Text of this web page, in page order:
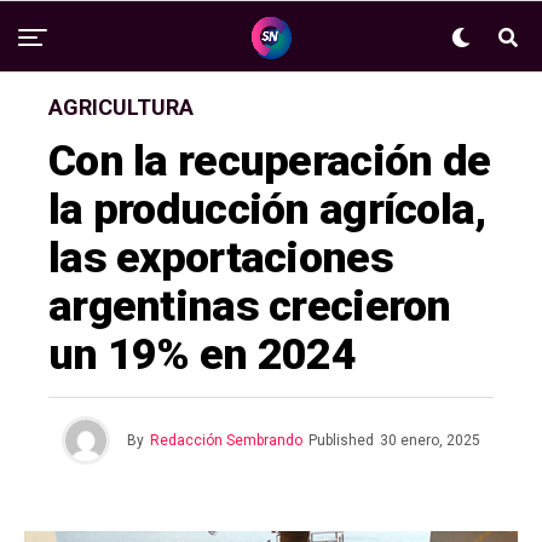
AGRICULTURA
Con la recuperación de
la producción agrícola,
las exportaciones
argentinas crecieron
un 19% en 2024
By Redacción Sembrando Published 30 enero, 2025